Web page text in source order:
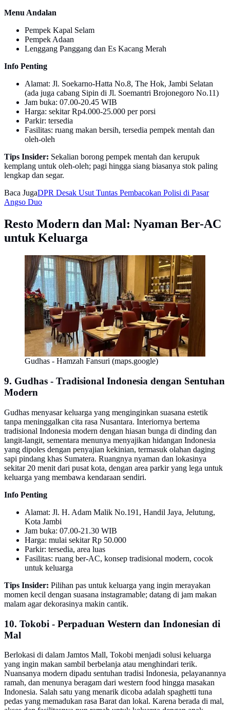
Menu Andalan
Pempek Kapal Selam
Pempek Adaan
Lenggang Panggang dan Es Kacang Merah
Info Penting
Alamat: Jl. Soekarno-Hatta No.8, The Hok, Jambi Selatan
(ada juga cabang Sipin di Jl. Soemantri Brojonegoro No.11)
Jam buka: 07.00-20.45 WIB
Harga: sekitar Rp4.000-25.000 per porsi
Parkir: tersedia
Fasilitas: ruang makan bersih, tersedia pempek mentah dan
oleh-oleh
Tips Insider: Sekalian borong pempek mentah dan kerupuk
kemplang untuk oleh-oleh; pagi hingga siang biasanya stok paling
lengkap dan segar.
Baca JugaDPR Desak Usut Tuntas Pembacokan Polisi di Pasar
Angso Duo
Resto Modern dan Mal: Nyaman Ber-AC
untuk Keluarga
Gudhas - Hamzah Fansuri (maps.google)
9. Gudhas - Tradisional Indonesia dengan Sentuhan
Modern
Gudhas menyasar keluarga yang menginginkan suasana estetik
tanpa meninggalkan cita rasa Nusantara. Interiornya bertema
tradisional Indonesia modern dengan hiasan bunga di dinding dan
langit-langit, sementara menunya menyajikan hidangan Indonesia
yang dipoles dengan penyajian kekinian, termasuk olahan daging
sapi pindang khas Sumatera. Ruangnya nyaman dan lokasinya
sekitar 20 menit dari pusat kota, dengan area parkir yang lega untuk
keluarga yang membawa kendaraan sendiri.
Info Penting
Alamat: Jl. H. Adam Malik No.191, Handil Jaya, Jelutung,
Kota Jambi
Jam buka: 07.00-21.30 WIB
Harga: mulai sekitar Rp 50.000
Parkir: tersedia, area luas
Fasilitas: ruang ber-AC, konsep tradisional modern, cocok
untuk keluarga
Tips Insider: Pilihan pas untuk keluarga yang ingin merayakan
momen kecil dengan suasana instagramable; datang di jam makan
malam agar dekorasinya makin cantik.
10. Tokobi - Perpaduan Western dan Indonesian di
Mal
Berlokasi di dalam Jamtos Mall, Tokobi menjadi solusi keluarga
yang ingin makan sambil berbelanja atau menghindari terik.
Nuansanya modern dipadu sentuhan tradisi Indonesia, pelayanannya
ramah, dan menunya beragam dari western food hingga masakan
Indonesia. Salah satu yang menarik dicoba adalah spaghetti tuna
pedas yang memadukan rasa Barat dan lokal. Karena berada di mal,